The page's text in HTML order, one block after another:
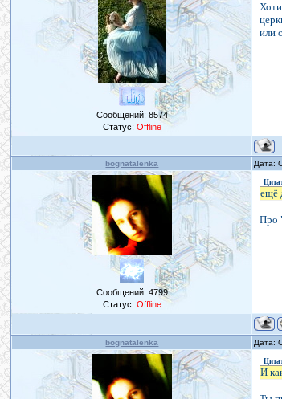
Сообщений: 8574
Статус: Offline
или
bognatalenka Дата:
Сообщений: 4799
Статус: Offline
ещё
Про
bognatalenka Дата:
И